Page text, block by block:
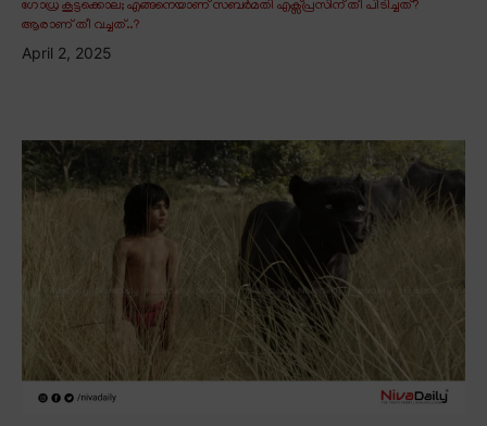
ഗോധ്ര കൂട്ടക്കൊല; എങ്ങനെയാണ് സബർമതി എക്സ്പ്രസിന് തീ പിടിച്ചത്?
ആരാണ് തീ വച്ചത്..?
April 2, 2025